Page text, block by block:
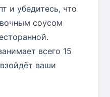
и убедитесь, что
соусом
всего 15
ваши